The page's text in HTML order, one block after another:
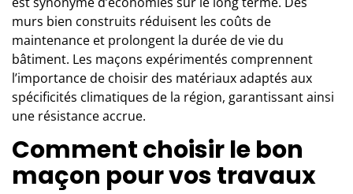
murs bien construits réduisent les coûts de
maintenance et prolongent la durée de vie du
bâtiment. Les maçons expérimentés comprennent
l’importance de choisir des matériaux adaptés aux
spécificités climatiques de la région, garantissant ainsi
une résistance accrue.
Comment choisir le bon
maçon pour vos travaux